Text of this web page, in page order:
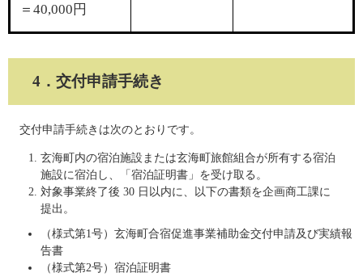
＝40,000円
4．交付申請手続き
交付申請手続きは次のとおりです。
玄海町内の宿泊施設または玄海町旅館組合が所有する宿泊
施設に宿泊し、「宿泊証明書」を受け取る。
対象事業終了後 30 日以内に、以下の書類を企画商工課に
提出。
（様式第1号）玄海町合宿促進事業補助金交付申請及び実績報
告書
（様式第2号）宿泊証明書